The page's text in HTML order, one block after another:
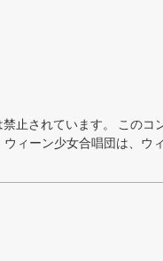
止されています。 このコ
ィーン少女合唱団は、ウ